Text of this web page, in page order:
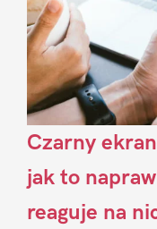
Czarny
jak to
reaguje na